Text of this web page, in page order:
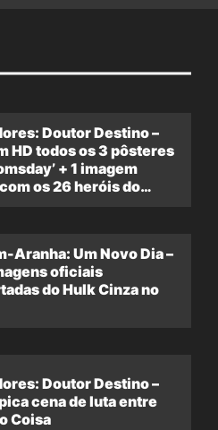
Doutor Destino –
HD todos os 3 pôsteres
+ 1 imagem
os 26 heróis do
Aranha: Um Novo Dia –
oficiais
do Hulk Cinza no
Doutor Destino –
cena de luta entre
Coisa